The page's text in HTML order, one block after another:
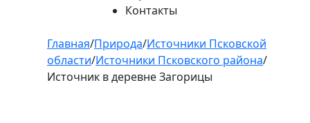
Контакты
Главная/Природа/Источники Псковской
области/Источники Псковского района/
Источник в деревне Загорицы